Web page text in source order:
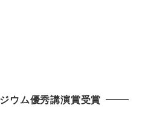
ウム優秀講演賞受賞